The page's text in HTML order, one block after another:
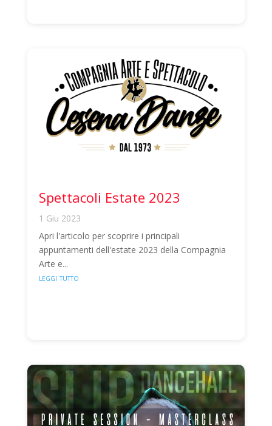
Spettacoli Estate 2023
1 Giu 2023
Apri l'articolo per scoprire i principali
appuntamenti dell'estate 2023 della Compagnia
Arte e...
leggi tutto